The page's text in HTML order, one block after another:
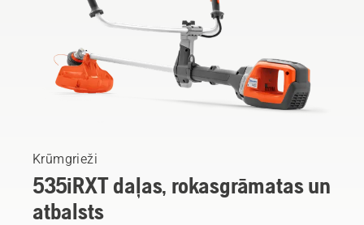
Krūmgrieži
535iRXT daļas, rokasgrāmatas un
atbalsts